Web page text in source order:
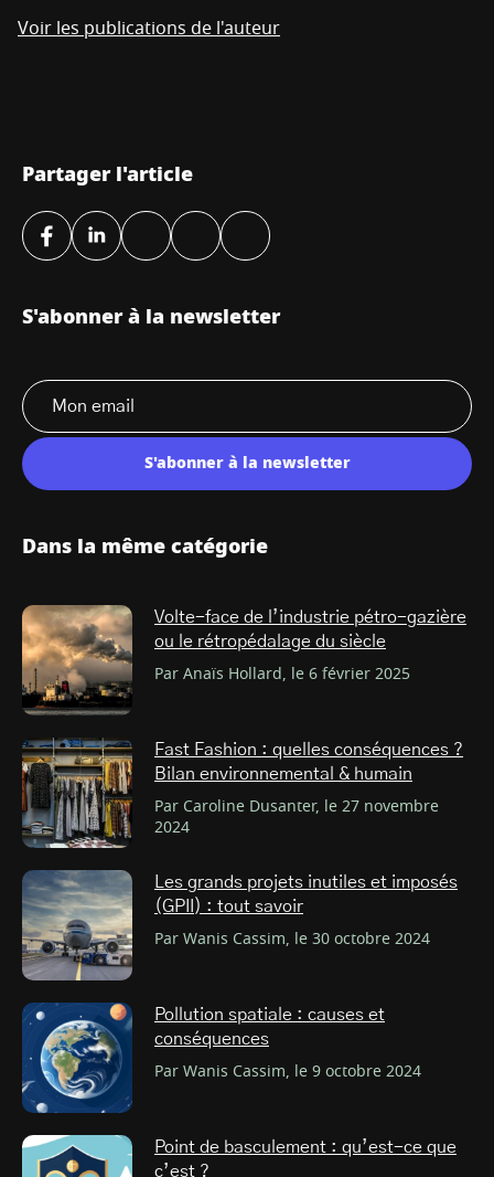
Voir les publications de l'auteur
Partager l'article
S'abonner à la newsletter
S'abonner à la newsletter
Dans la même catégorie
Volte-face de l’industrie pétro-gazière
ou le rétropédalage du siècle
Par Anaïs Hollard, le 6 février 2025
Fast Fashion : quelles conséquences ?
Bilan environnemental & humain
Par Caroline Dusanter, le 27 novembre
2024
Les grands projets inutiles et imposés
(GPII) : tout savoir
Par Wanis Cassim, le 30 octobre 2024
Pollution spatiale : causes et
conséquences
Par Wanis Cassim, le 9 octobre 2024
Point de basculement : qu’est-ce que
c’est ?